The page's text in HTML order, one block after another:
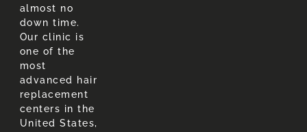
almost no
down time.
Our clinic is
one of the
most
advanced hair
replacement
centers in the
United States,